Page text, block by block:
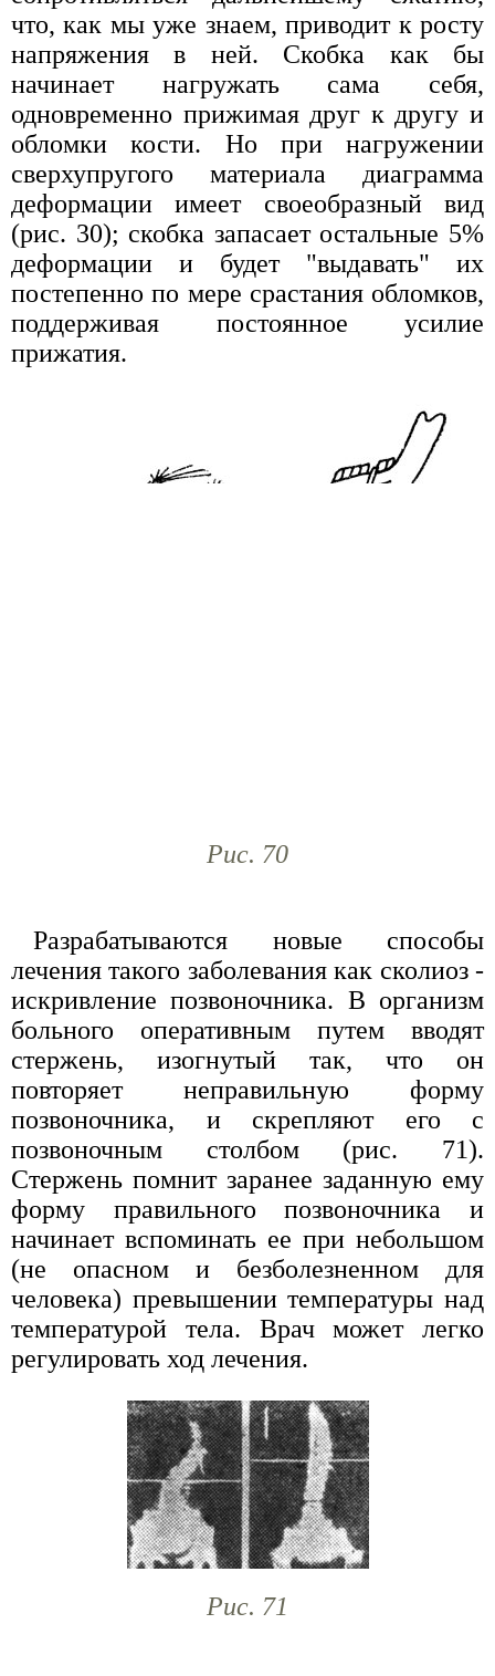
что, как мы уже знаем, приводит к росту
напряжения в ней. Скобка как бы
начинает нагружать сама себя,
одновременно прижимая друг к другу и
обломки кости. Но при нагружении
сверхупругого материала диаграмма
деформации имеет своеобразный вид
(рис. 30); скобка запасает остальные 5%
деформации и будет "выдавать" их
постепенно по мере срастания обломков,
поддерживая постоянное усилие
прижатия.
Рис. 70
Разрабатываются новые способы
лечения такого заболевания как сколиоз -
искривление позвоночника. В организм
больного оперативным путем вводят
стержень, изогнутый так, что он
повторяет неправильную форму
позвоночника, и скрепляют его с
позвоночным столбом (рис. 71).
Стержень помнит заранее заданную ему
форму правильного позвоночника и
начинает вспоминать ее при небольшом
(не опасном и безболезненном для
человека) превышении температуры над
температурой тела. Врач может легко
регулировать ход лечения.
Рис. 71